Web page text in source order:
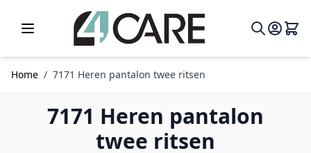
Ga naar de inhoud
Home / 7171 Heren pantalon twee ritsen
7171 Heren pantalon
twee ritsen